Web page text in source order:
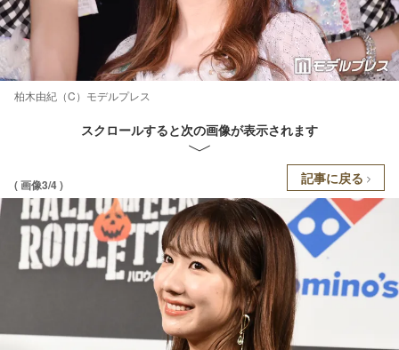
柏木由紀（C）モデルプレス
スクロールすると次の画像が表示されます
( 画像3/4 ) 記事に戻る